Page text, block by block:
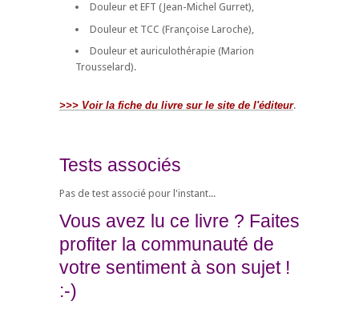
Douleur et EFT (Jean-Michel Gurret),
Douleur et TCC (Françoise Laroche),
Douleur et auriculothérapie (Marion
Trousselard).
>>> Voir la fiche du livre sur le site de l'éditeur.
Tests associés
Pas de test associé pour l'instant...
Vous avez lu ce livre ? Faites
profiter la communauté de
votre sentiment à son sujet !
:-)